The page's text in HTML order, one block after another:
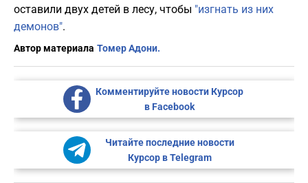
оставили двух детей в лесу, чтобы "изгнать из них
демонов".
Автор материала Томер Адони.
Комментируйте новости Курсор
в Facebook
Читайте последние новости
Курсор в Telegram